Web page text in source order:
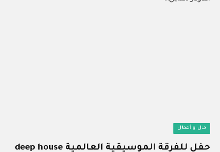
مال و أعمال
حفل للفرقة الموسيقية العالمية deep house